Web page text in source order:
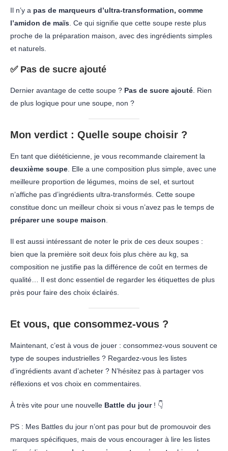
Il n’y a pas de marqueurs d’ultra-transformation, comme
l’amidon de maïs . Ce qui signifie que cette soupe reste plus
proche de la préparation maison, avec des ingrédients simples
et naturels.
✅ Pas de sucre ajouté
Dernier avantage de cette soupe ? Pas de sucre ajouté . Rien
de plus logique pour une soupe, non ?
Mon verdict : Quelle soupe choisir ?
En tant que diététicienne, je vous recommande clairement la
deuxième soupe . Elle a une composition plus simple, avec une
meilleure proportion de légumes, moins de sel, et surtout
n’affiche pas d’ingrédients ultra-transformés. Cette soupe
constitue donc un meilleur choix si vous n’avez pas le temps de
préparer une soupe maison
Il est aussi intéressant de noter le prix de ces deux soupes :
bien que la première soit deux fois plus chère au kg, sa
composition ne justifie pas la différence de coût en termes de
qualité… Il est donc essentiel de regarder les étiquettes de plus
près pour faire des choix éclairés.
Et vous, que consommez-vous ?
Maintenant, c’est à vous de jouer : consommez-vous souvent ce
type de soupes industrielles ? Regardez-vous les listes
d’ingrédients avant d’acheter ? N’hésitez pas à partager vos
réflexions et vos choix en commentaires.
À très vite pour une nouvelle Battle du jour ! 👇
PS : Mes Battles du jour n’ont pas pour but de promouvoir des
marques spécifiques, mais de vous encourager à lire les listes